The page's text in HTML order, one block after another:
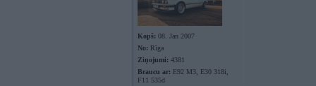
Kopš: 08. Jan 2007
No: Rīga
Ziņojumi: 4381
Braucu ar: E92 M3, E30 318i,
F11 535d